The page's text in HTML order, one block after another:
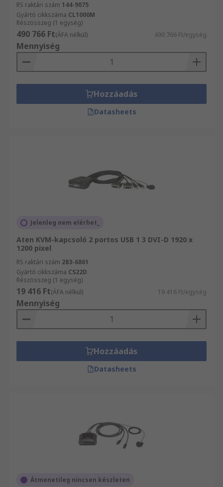
RS raktári szám 144-9075
Gyártó cikkszáma CL1000M
Részösszeg (1 egység)
490 766 Ft(ÁFA nélkül) 490 766 Ft/egység
Mennyiség
Hozzáadás
Datasheets
Jelenleg nem elérhet_
Aten KVM-kapcsoló 2 portos USB 1 3 DVI-D 1920 x
1200 pixel
RS raktári szám 283-6861
Gyártó cikkszáma CS22D
Részösszeg (1 egység)
19 416 Ft(ÁFA nélkül) 19 416 Ft/egység
Mennyiség
Hozzáadás
Datasheets
Átmenetileg nincsen készleten